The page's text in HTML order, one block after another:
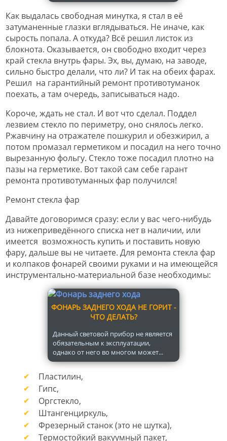
Как выдалась свободная минутка, я стал в её
затуманенные глазки вглядываться. Не иначе, как
сырость попала. А откуда? Всё решил листок из
блокнота. Оказывается, он свободно входит через
край стекла внутрь фары. Эх, вы, думаю, на заводе,
сильно быстро делали, что ли? И так на обеих фарах.
Решил на гарантийный ремонт противотуманок
поехать, а там очередь, записываться надо.
Короче, ждать не стал. И вот что сделал. Поддел
лезвием стекло по периметру, оно снялось легко.
Ржавчину на отражателе пошкурил и обезжирил, а
потом промазал герметиком и посадил на него точно
вырезанную фольгу. Стекло тоже посадил плотно на
пазы на герметике. Вот такой сам себе гарант
ремонта противотуманных фар получился!
Ремонт стекла фар
Давайте договоримся сразу: если у вас чего-нибудь
из нижеприведённого списка нет в наличии, или
имеется возможность купить и поставить новую
фару, дальше вы не читаете. Для ремонта стекла фар
и колпаков фонарей своими руками и на имеющейся
инструментально-материальной базе необходимы:
ФОНАРЬ ЗАДНЕГО ХОДА НЕ ГОРИТ -
ЧТО ДЕЛАТЬ?
Данный световой прибор не является
обязательным к эксплуатации,
однако от него во многом может...
Пластилин,
Гипс,
Оргстекло,
Штангенциркуль,
Фрезерный станок (это не шутка),
Термостойкий вакуумный пакет,